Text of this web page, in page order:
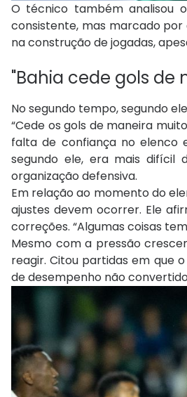
O técnico também analisou
consistente, mas marcado por
na construção de jogadas,
"Bahia cede gols
No segundo tempo, segundo
“Cede os gols de maneira
falta de confiança no elenco
segundo ele, era mais difícil
organização defensiva.
Em relação ao momento do
ajustes devem ocorrer. Ele
correções. “Algumas coisas
Mesmo com a pressão
reagir. Citou partidas em que
de desempenho não